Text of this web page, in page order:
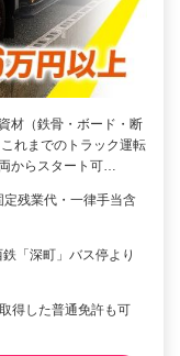
材（鉄骨・ボード・断
れまでのトラック運転
からスタート可…
残業代・一律手当含
「深町」バス停より
得した普通免許も可